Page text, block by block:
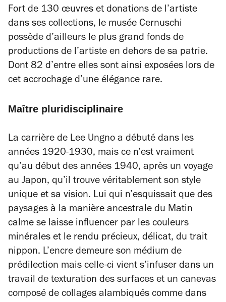
Fort de 130 œuvres et donations de l’artiste
dans ses collections, le musée Cernuschi
possède d’ailleurs le plus grand fonds de
productions de l’artiste en dehors de sa patrie.
Dont 82 d’entre elles sont ainsi exposées lors de
cet accrochage d’une élégance rare.
Maître pluridisciplinaire
La carrière de Lee Ungno a débuté dans les
années 1920-1930, mais ce n’est vraiment
qu’au début des années 1940, après un voyage
au Japon, qu’il trouve véritablement son style
unique et sa vision. Lui qui n’esquissait que des
paysages à la manière ancestrale du Matin
calme se laisse influencer par les couleurs
minérales et le rendu précieux, délicat, du trait
nippon. L’encre demeure son médium de
prédilection mais celle-ci vient s’infuser dans un
travail de texturation des surfaces et un canevas
composé de collages alambiqués comme dans